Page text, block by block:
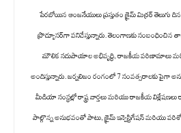
పేరబోయిన ఆంజనేయులు ప్రస్తుతం క్రైమ్ మిర్రర్
ప్రొడ్యూసర్‌గా పనిచేస్తున్నారు. తెలంగాణకు సంబంధించిన
మౌలిక సదుపాయాల అభివృద్ధి, రాజకీయ పరిణామాలు
అందిస్తున్నారు. జర్నలిజం రంగంలో 7 సంవత్సరాలకు పైగా
మీడియా సంస్థల్లో రాష్ట్ర వార్తలు మరియు రాజకీయ విశ్లేషణలు
పాల్గొన్న అనుభవంతో పాటు, క్రైమ్ ఇన్వెస్టిగేషన్ మరియు